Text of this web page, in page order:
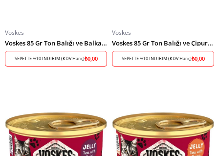
Voskes
Voskes 85 Gr Ton Balığı ve Balkabağı Kedi Konserve
SEPETTE %10 İNDİRİM (KDV Hariç)₺0,00
Voskes
Voskes 85 Gr Ton Balığı ve Çipura Kedi Konserve
SEPETTE %10 İNDİRİM (KDV Hariç)₺0,00